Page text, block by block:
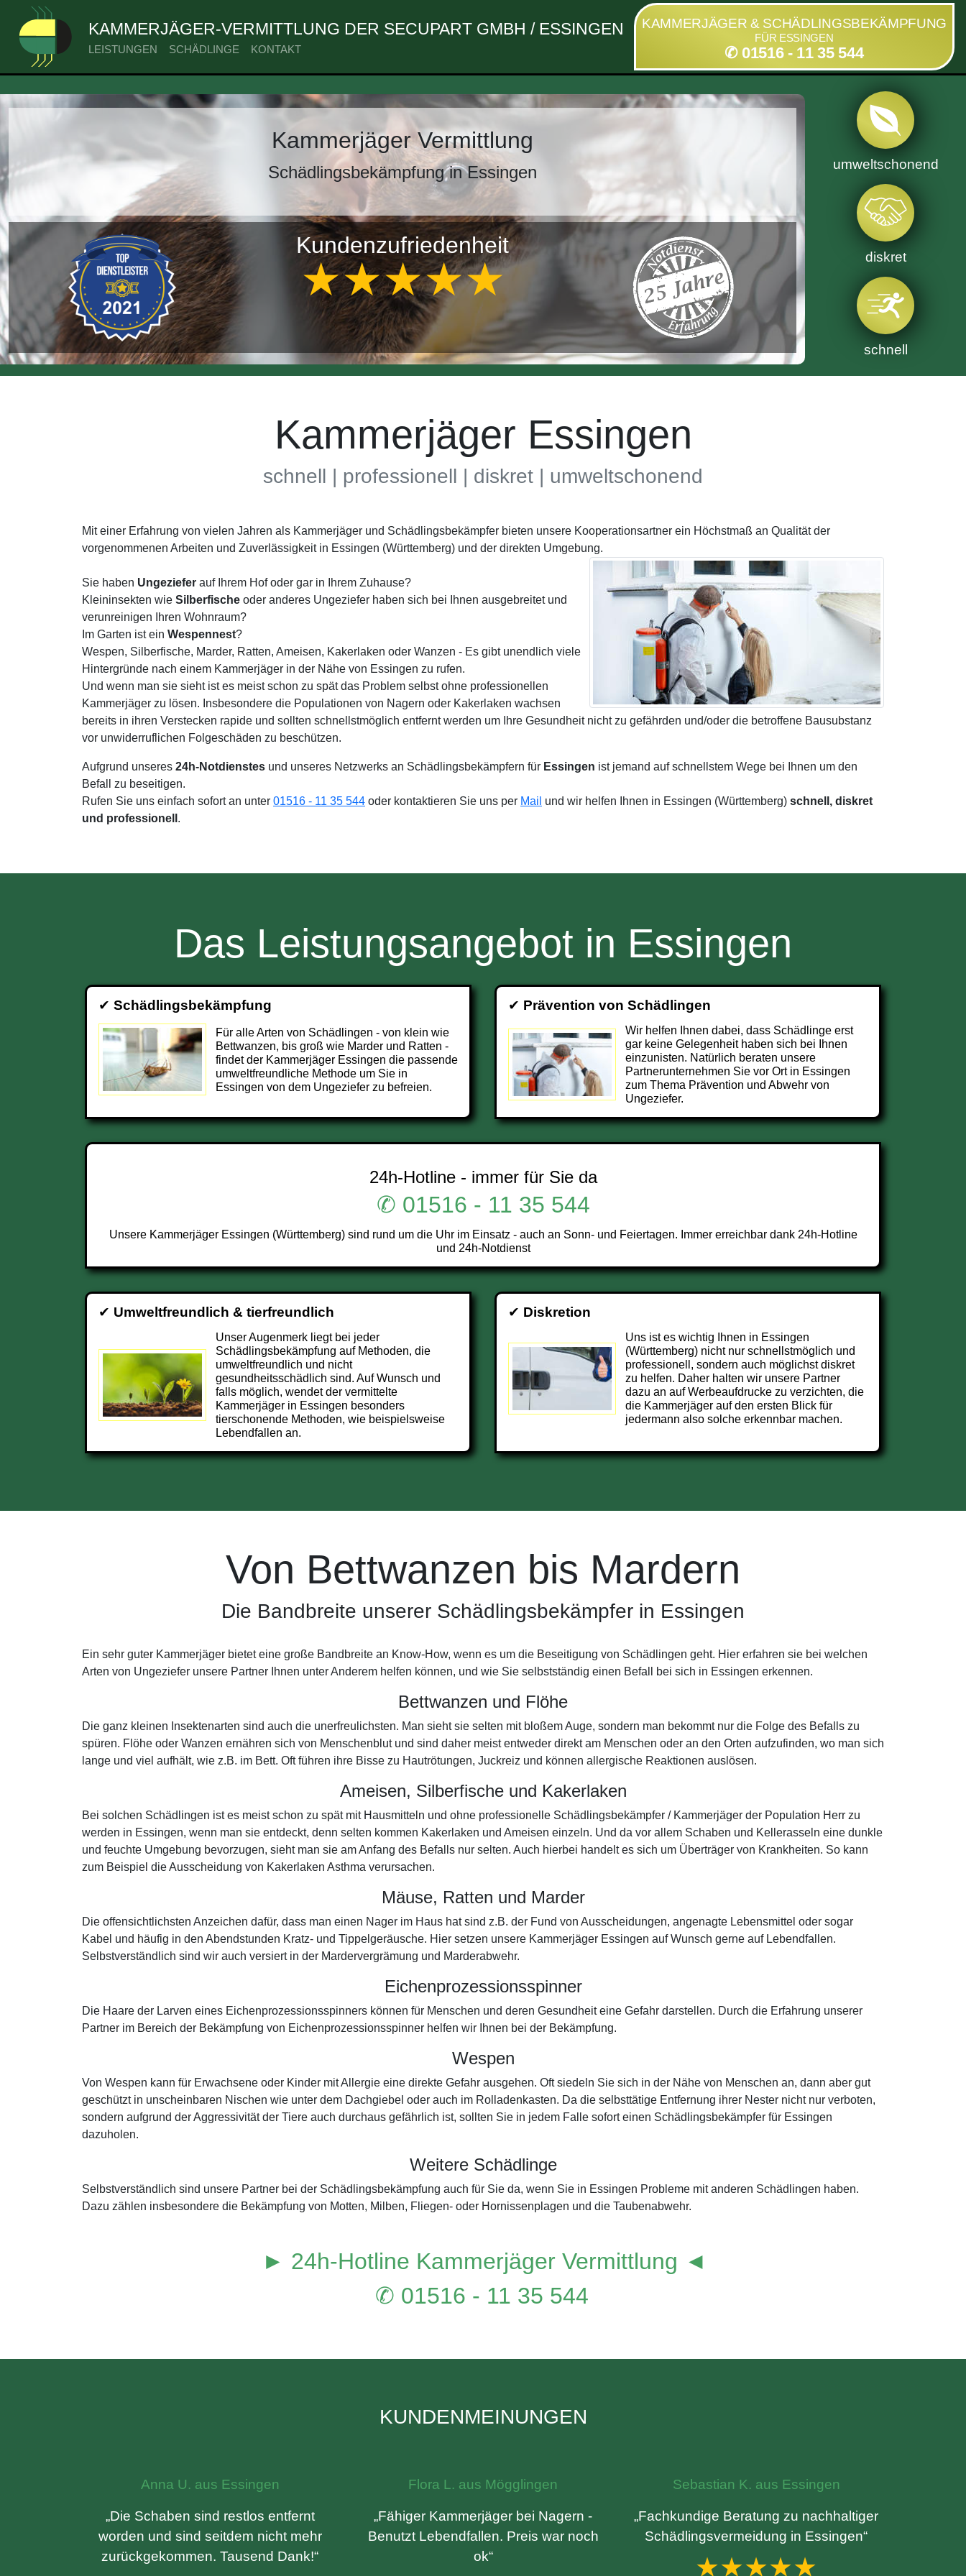
KAMMERJÄGER-VERMITTLUNG DER SECUPART GMBH / ESSINGEN
LEISTUNGEN SCHÄDLINGE KONTAKT
KAMMERJÄGER & SCHÄDLINGSBEKÄMPFUNG
FÜR ESSINGEN
✆ 01516 - 11 35 544
Kammerjäger Vermittlung
Schädlingsbekämpfung in Essingen
Kundenzufriedenheit
★★★★★
umweltschonend
diskret
schnell
Kammerjäger Essingen
schnell | professionell | diskret | umweltschonend
Mit einer Erfahrung von vielen Jahren als Kammerjäger und Schädlingsbekämpfer bieten unsere Kooperationsartner ein Höchstmaß an Qualität der
vorgenommenen Arbeiten und Zuverlässigkeit in Essingen (Württemberg) und der direkten Umgebung.
Sie haben Ungeziefer auf Ihrem Hof oder gar in Ihrem Zuhause?
Kleininsekten wie Silberfische oder anderes Ungeziefer haben sich bei Ihnen ausgebreitet und
verunreinigen Ihren Wohnraum?
Im Garten ist ein Wespennest?
Wespen, Silberfische, Marder, Ratten, Ameisen, Kakerlaken oder Wanzen - Es gibt unendlich viele
Hintergründe nach einem Kammerjäger in der Nähe von Essingen zu rufen.
Und wenn man sie sieht ist es meist schon zu spät das Problem selbst ohne professionellen
Kammerjäger zu lösen. Insbesondere die Populationen von Nagern oder Kakerlaken wachsen
bereits in ihren Verstecken rapide und sollten schnellstmöglich entfernt werden um Ihre Gesundheit nicht zu gefährden und/oder die betroffene Bausubstanz
vor unwiderruflichen Folgeschäden zu beschützen.
Aufgrund unseres 24h-Notdienstes und unseres Netzwerks an Schädlingsbekämpfern für Essingen ist jemand auf schnellstem Wege bei Ihnen um den
Befall zu beseitigen.
Rufen Sie uns einfach sofort an unter 01516 - 11 35 544 oder kontaktieren Sie uns per Mail und wir helfen Ihnen in Essingen (Württemberg) schnell, diskret
und professionell .
Das Leistungsangebot in Essingen
✔ Schädlingsbekämpfung
Für alle Arten von Schädlingen - von klein wie
Bettwanzen, bis groß wie Marder und Ratten -
findet der Kammerjäger Essingen die passende
umweltfreundliche Methode um Sie in
Essingen von dem Ungeziefer zu befreien.
✔ Prävention von Schädlingen
Wir helfen Ihnen dabei, dass Schädlinge erst
gar keine Gelegenheit haben sich bei Ihnen
einzunisten. Natürlich beraten unsere
Partnerunternehmen Sie vor Ort in Essingen
zum Thema Prävention und Abwehr von
Ungeziefer.
24h-Hotline - immer für Sie da
✆ 01516 - 11 35 544
Unsere Kammerjäger Essingen (Württemberg) sind rund um die Uhr im Einsatz - auch an Sonn- und Feiertagen. Immer erreichbar dank 24h-Hotline
und 24h-Notdienst
✔ Umweltfreundlich & tierfreundlich
Unser Augenmerk liegt bei jeder
Schädlingsbekämpfung auf Methoden, die
umweltfreundlich und nicht
gesundheitsschädlich sind. Auf Wunsch und
falls möglich, wendet der vermittelte
Kammerjäger in Essingen besonders
tierschonende Methoden, wie beispielsweise
Lebendfallen an.
✔ Diskretion
Uns ist es wichtig Ihnen in Essingen
(Württemberg) nicht nur schnellstmöglich und
professionell, sondern auch möglichst diskret
zu helfen. Daher halten wir unsere Partner
dazu an auf Werbeaufdrucke zu verzichten, die
die Kammerjäger auf den ersten Blick für
jedermann also solche erkennbar machen.
Von Bettwanzen bis Mardern
Die Bandbreite unserer Schädlingsbekämpfer in Essingen
Ein sehr guter Kammerjäger bietet eine große Bandbreite an Know-How, wenn es um die Beseitigung von Schädlingen geht. Hier erfahren sie bei welchen
Arten von Ungeziefer unsere Partner Ihnen unter Anderem helfen können, und wie Sie selbstständig einen Befall bei sich in Essingen erkennen.
Bettwanzen und Flöhe
Die ganz kleinen Insektenarten sind auch die unerfreulichsten. Man sieht sie selten mit bloßem Auge, sondern man bekommt nur die Folge des Befalls zu
spüren. Flöhe oder Wanzen ernähren sich von Menschenblut und sind daher meist entweder direkt am Menschen oder an den Orten aufzufinden, wo man sich
lange und viel aufhält, wie z.B. im Bett. Oft führen ihre Bisse zu Hautrötungen, Juckreiz und können allergische Reaktionen auslösen.
Ameisen, Silberfische und Kakerlaken
Bei solchen Schädlingen ist es meist schon zu spät mit Hausmitteln und ohne professionelle Schädlingsbekämpfer / Kammerjäger der Population Herr zu
werden in Essingen, wenn man sie entdeckt, denn selten kommen Kakerlaken und Ameisen einzeln. Und da vor allem Schaben und Kellerasseln eine dunkle
und feuchte Umgebung bevorzugen, sieht man sie am Anfang des Befalls nur selten. Auch hierbei handelt es sich um Überträger von Krankheiten. So kann
zum Beispiel die Ausscheidung von Kakerlaken Asthma verursachen.
Mäuse, Ratten und Marder
Die offensichtlichsten Anzeichen dafür, dass man einen Nager im Haus hat sind z.B. der Fund von Ausscheidungen, angenagte Lebensmittel oder sogar
Kabel und häufig in den Abendstunden Kratz- und Tippelgeräusche. Hier setzen unsere Kammerjäger Essingen auf Wunsch gerne auf Lebendfallen.
Selbstverständlich sind wir auch versiert in der Mardervergrämung und Marderabwehr.
Eichenprozessionsspinner
Die Haare der Larven eines Eichenprozessionsspinners können für Menschen und deren Gesundheit eine Gefahr darstellen. Durch die Erfahrung unserer
Partner im Bereich der Bekämpfung von Eichenprozessionsspinner helfen wir Ihnen bei der Bekämpfung.
Wespen
Von Wespen kann für Erwachsene oder Kinder mit Allergie eine direkte Gefahr ausgehen. Oft siedeln Sie sich in der Nähe von Menschen an, dann aber gut
geschützt in unscheinbaren Nischen wie unter dem Dachgiebel oder auch im Rolladenkasten. Da die selbsttätige Entfernung ihrer Nester nicht nur verboten,
sondern aufgrund der Aggressivität der Tiere auch durchaus gefährlich ist, sollten Sie in jedem Falle sofort einen Schädlingsbekämpfer für Essingen
dazuholen.
Weitere Schädlinge
Selbstverständlich sind unsere Partner bei der Schädlingsbekämpfung auch für Sie da, wenn Sie in Essingen Probleme mit anderen Schädlingen haben.
Dazu zählen insbesondere die Bekämpfung von Motten, Milben, Fliegen- oder Hornissenplagen und die Taubenabwehr.
► 24h-Hotline Kammerjäger Vermittlung ◄
✆ 01516 - 11 35 544
KUNDENMEINUNGEN
Anna U. aus Essingen
„Die Schaben sind restlos entfernt
worden und sind seitdem nicht mehr
zurückgekommen. Tausend Dank!“
Flora L. aus Mögglingen
„Fähiger Kammerjäger bei Nagern -
Benutzt Lebendfallen. Preis war noch
ok“
Sebastian K. aus Essingen
„Fachkundige Beratung zu nachhaltiger
Schädlingsvermeidung in Essingen“
★★★★★